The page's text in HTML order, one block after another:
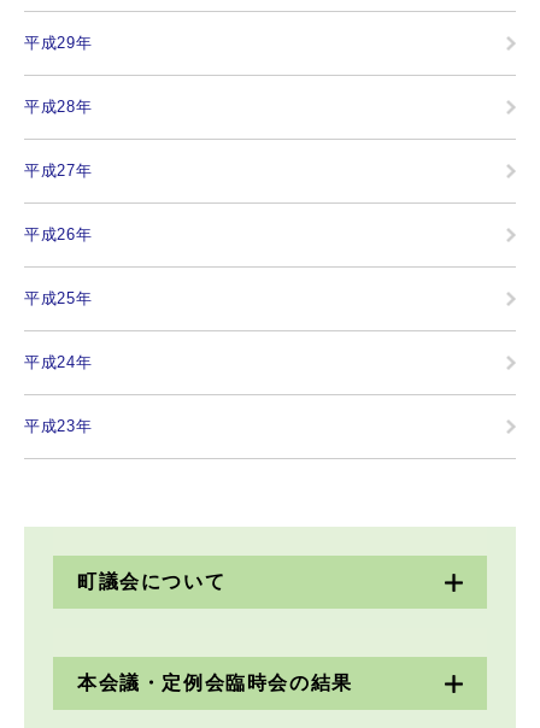
平成29年
平成28年
平成27年
平成26年
平成25年
平成24年
平成23年
町議会について
本会議・定例会臨時会の結果